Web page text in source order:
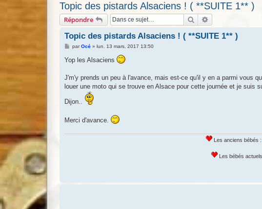
Topic des pistards Alsaciens ! ( **SUITE 1** )
Répondre Rechercher
Topic des pistards Alsaciens ! ( **SUITE 1** )
M
s
e
parOcé» lun. 13 mars, 2017 13:50
Yop les Alsaciens
J'm'y prends un peu à l'avance, mais est-ce qu'il y en a parmi vous
louer une moto qui se trouve en Alsace pour cette journée et je suis
Dijon..
Merci d'avance.
Les anciens bébés :
Les bébés